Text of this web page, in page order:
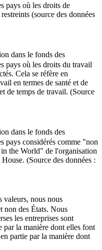
pays où les droits de
(source des données
dans le fonds des
pays où les droits du travail
Cela se réfère en
en termes de santé et de
de temps de travail. (Source
dans le fonds des
pays considérés comme "non
the World" de l'organisation
(Source des données :
valeurs, nous nous
non des États. Nous
les entreprises sont
par la manière dont elles font
partie par la manière dont